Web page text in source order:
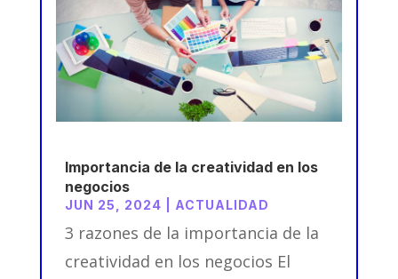
Importancia de la creatividad en los
negocios
JUN 25, 2024 ACTUALIDAD
3 razones de la importancia de la
creatividad en los negocios El